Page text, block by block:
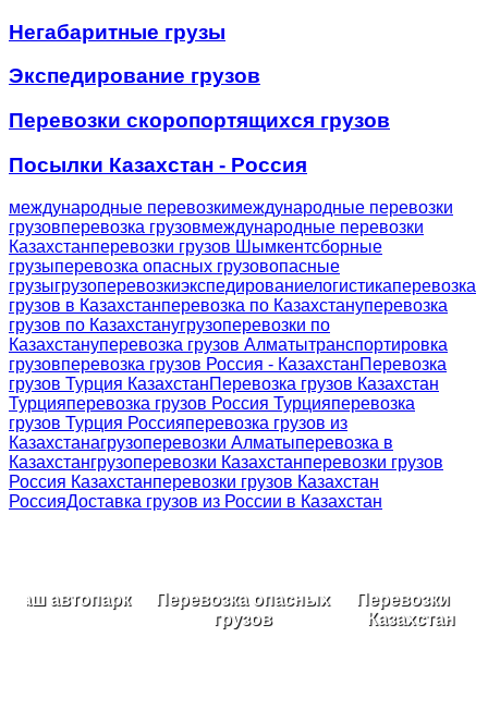
Негабаритные грузы
Экспедирование грузов
Перевозки скоропортящихся грузов
Посылки Казахстан - Россия
международные перевозкимеждународные перевозки
грузовперевозка грузовмеждународные перевозки
Казахстанперевозки грузов Шымкентсборные
грузыперевозка опасных грузовопасные
грузыгрузоперевозкиэкспедированиелогистикаперевозка
грузов в Казахстанперевозка по Казахстануперевозка
грузов по Казахстанугрузоперевозки по
Казахстануперевозка грузов Алматытранспортировка
грузовперевозка грузов Россия - КазахстанПеревозка
грузов Турция КазахстанПеревозка грузов Казахстан
Турцияперевозка грузов Россия Турцияперевозка
грузов Турция Россияперевозка грузов из
Казахстанагрузоперевозки Алматыперевозка в
Казахстангрузоперевозки Казахстанперевозки грузов
Россия Казахстанперевозки грузов Казахстан
РоссияДоставка грузов из России в Казахстан
Наш автопарк
Перевозка опасных
грузов
Перевозки по
Казахстану